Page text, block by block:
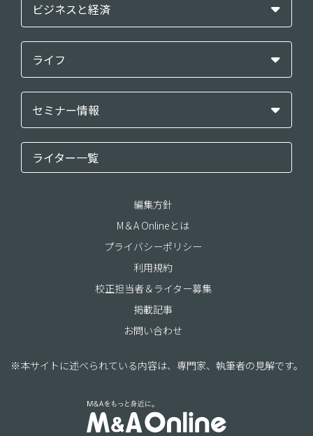
ビジネスと経済
ライフ
セミナー情報
ライター一覧
編集方針
M＆A Onlineとは
プライバシーポリシー
利用規約
校正担当者＆ライター募集
掲載記事
お問い合わせ
※本サイトに述べられている内容は、専門家、執筆者の見解です。